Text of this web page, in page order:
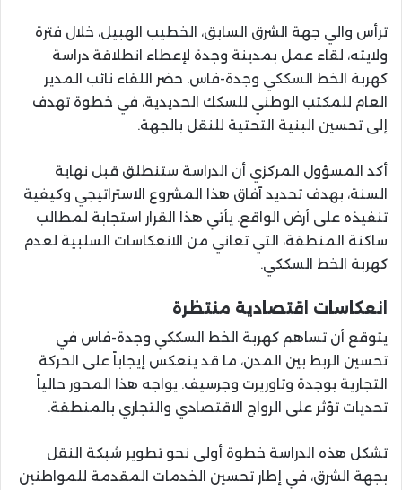
ترأس والي جهة الشرق السابق، الخطيب الهبيل، خلال فترة
ولايته، لقاء عمل بمدينة وجدة لإعطاء انطلاقة دراسة
كهربة الخط السككي وجدة-فاس. حضر اللقاء نائب المدير
العام للمكتب الوطني للسكك الحديدية، في خطوة تهدف
إلى تحسين البنية التحتية للنقل بالجهة.
أكد المسؤول المركزي أن الدراسة ستنطلق قبل نهاية
السنة، بهدف تحديد آفاق هذا المشروع الاستراتيجي وكيفية
تنفيذه على أرض الواقع. يأتي هذا القرار استجابة لمطالب
ساكنة المنطقة، التي تعاني من الانعكاسات السلبية لعدم
كهربة الخط السككي.
انعكاسات اقتصادية منتظرة
يتوقع أن تساهم كهربة الخط السككي وجدة-فاس في
تحسين الربط بين المدن، ما قد ينعكس إيجاباً على الحركة
التجارية بوجدة وتاوريرت وجرسيف. يواجه هذا المحور حالياً
تحديات تؤثر على الرواج الاقتصادي والتجاري بالمنطقة.
تشكل هذه الدراسة خطوة أولى نحو تطوير شبكة النقل
بجهة الشرق، في إطار تحسين الخدمات المقدمة للمواطنين